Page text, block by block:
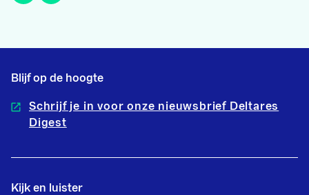
Blijf op de hoogte
Schrijf je in voor onze nieuwsbrief Deltares
Digest
Kijk en luister